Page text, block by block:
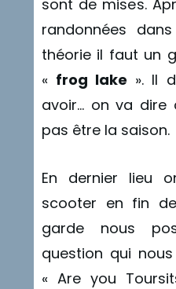
sont de mises.
randonnées
théorie il faut un
« frog lake ». Il
avoir… on va
pas être la saison.
En dernier lieu
scooter en fin
garde nous
question qui
« Are you